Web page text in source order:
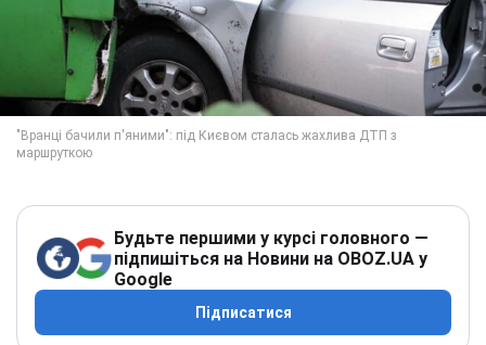
Будьте першими у курсі головного —
підпишіться на Новини на OBOZ.UA у
Google
Підписатися